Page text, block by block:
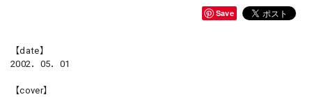
Save
【date】
2002．05．01
【cover】